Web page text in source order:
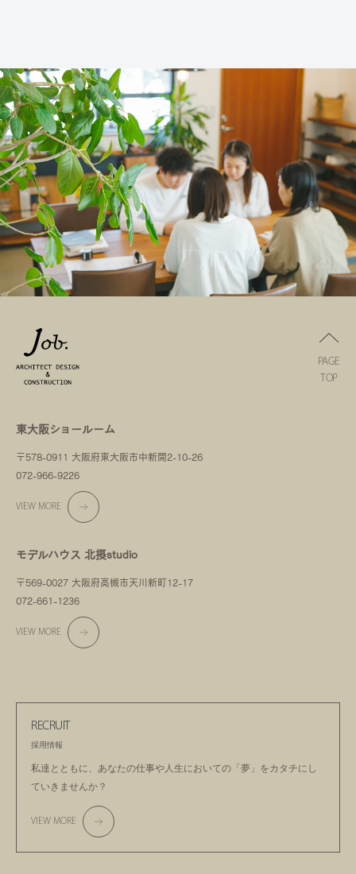
東大阪ショールーム
〒578-0911 大阪府東大阪市中新開2-10-26
072-966-9226
VIEW MORE
モデルハウス 北摂studio
〒569-0027 大阪府高槻市天川新町12-17
072-661-1236
VIEW MORE
RECRUIT
採用情報
私達とともに、あなたの仕事や人生においての 「夢」をカタチにし
ていきませんか？
VIEW MORE
PAGE
TOP